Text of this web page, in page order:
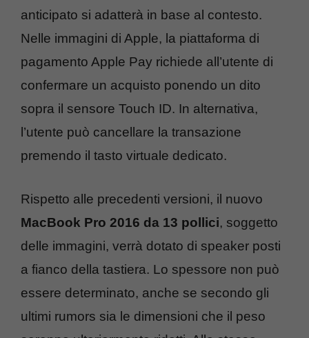
anticipato si adatterà in base al contesto.
Nelle immagini di Apple, la piattaforma di
pagamento Apple Pay richiede all’utente di
confermare un acquisto ponendo un dito
sopra il sensore Touch ID. In alternativa,
l’utente può cancellare la transazione
premendo il tasto virtuale dedicato.
Rispetto alle precedenti versioni, il nuovo
MacBook Pro 2016 da 13 pollici, soggetto
delle immagini, verrà dotato di speaker posti
a fianco della tastiera. Lo spessore non può
essere determinato, anche se secondo gli
ultimi rumors sia le dimensioni che il peso